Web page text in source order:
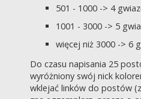
501 - 1000 -> 4
1001 - 3000 -> 5
więcej niż 3000 -> 6
Do czasu napisania 25
wyróżniony swój nick
wklejać linków do postów